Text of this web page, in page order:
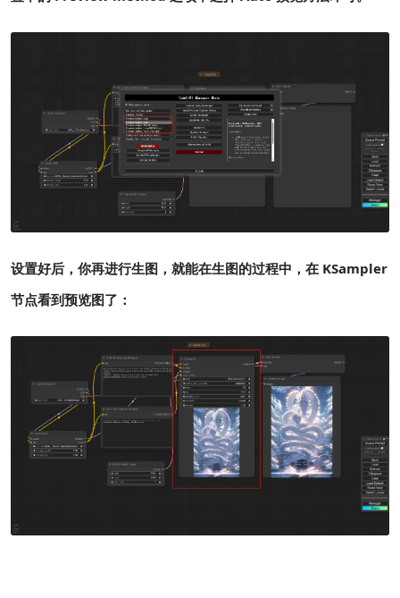
设置好后，你再进行生图，就能在生图的过程中，在 KSampler
节点看到预览图了：